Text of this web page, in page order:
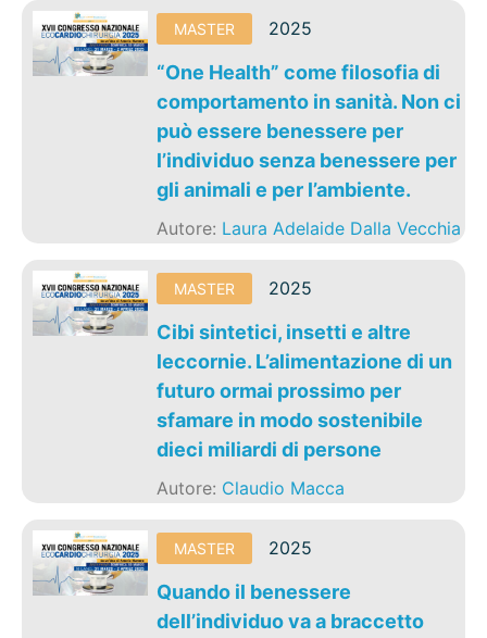
MASTER 2025
“One Health” come filosofia di
comportamento in sanità. Non ci
può essere benessere per
l’individuo senza benessere per
gli animali e per l’ambiente.
Autore: Laura Adelaide Dalla Vecchia
MASTER 2025
Cibi sintetici, insetti e altre
leccornie. L’alimentazione di un
futuro ormai prossimo per
sfamare in modo sostenibile
dieci miliardi di persone
Autore: Claudio Macca
MASTER 2025
Quando il benessere
dell’individuo va a braccetto